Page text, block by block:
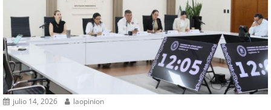
julio 14, 2026 laopinion